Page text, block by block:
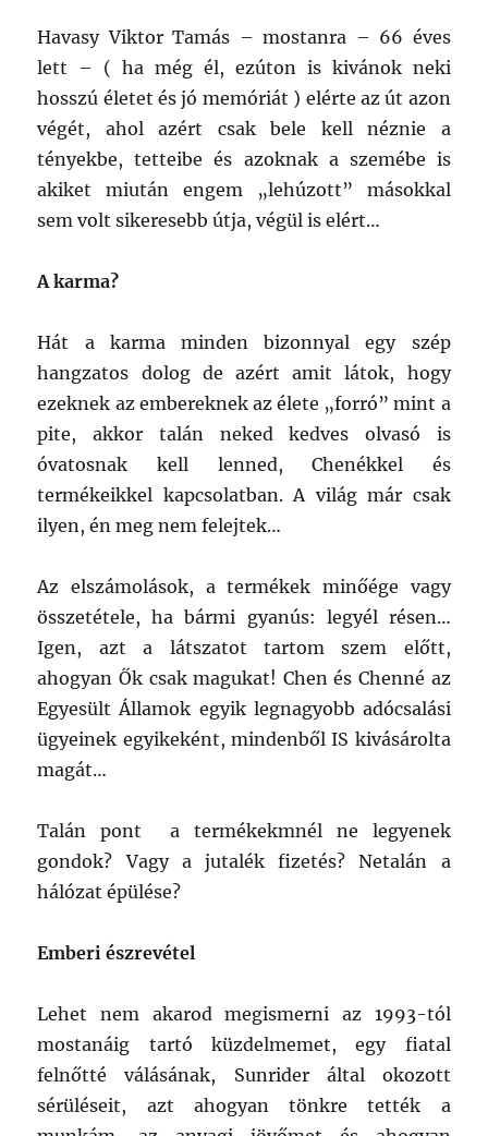
Havasy Viktor Tamás – mostanra – 66 éves
lett – ( ha még él, ezúton is kivánok neki
hosszú életet és jó memóriát ) elérte az út azon
végét, ahol azért csak bele kell néznie a
tényekbe, tetteibe és azoknak a szemébe is
akiket miután engem „lehúzott” másokkal
sem volt sikeresebb útja, végül is elért…
A karma?
Hát a karma minden bizonnyal egy szép
hangzatos dolog de azért amit látok, hogy
ezeknek az embereknek az élete „forró” mint a
pite, akkor talán neked kedves olvasó is
óvatosnak kell lenned, Chenékkel és
termékeikkel kapcsolatban. A világ már csak
ilyen, én meg nem felejtek…
Az elszámolások, a termékek minőége vagy
összetétele, ha bármi gyanús: legyél résen…
Igen, azt a látszatot tartom szem előtt,
ahogyan Ők csak magukat! Chen és Chenné az
Egyesült Államok egyik legnagyobb adócsalási
ügyeinek egyikeként, mindenből IS kivásárolta
magát…
Talán pont a termékekmnél ne legyenek
gondok? Vagy a jutalék fizetés? Netalán a
hálózat épülése?
Emberi észrevétel
Lehet nem akarod megismerni az 1993-tól
mostanáig tartó küzdelmemet, egy fiatal
felnőtté válásának, Sunrider által okozott
sérüléseit, azt ahogyan tönkre tették a